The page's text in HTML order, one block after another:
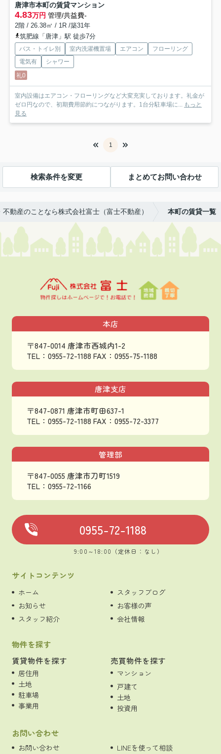
唐津市本町の賃貸マンション
4.83万円 管理/共益費-
2階 / 26.38㎡ / 1R /築31年
筑肥線「唐津」駅 徒歩7分
バス・トイレ別 室内洗濯機置場 エアコン
フローリング
電気有
シャワー
礼0
室内設備はエアコン・フローリングなど大変充実しております。礼金が
ゼロ円なので、初期費用節約につながります。1台分駐車場に...
もっと
見る
1
検索条件を変更 まとめてお問い合わせ
動産のことなら株式会社富士（富士不動産） 本町の賃貸一覧
本店
〒847-0014 唐津市西城内1-2
TEL：0955-72-1188 FAX：0955-75-1188
唐津支店
〒847-0871 唐津市町田637-1
TEL：0955-72-1188 FAX：0955-72-3377
管理部
〒847-0055 唐津市刀町1519
TEL：0955-72-1166
0955-72-1188
9:00～18:00（定休日：なし）
サイトコンテンツ
ホーム
お知らせ
スタッフ紹介
スタッフブログ
お客様の声
会社情報
物件を探す
賃貸物件を探す
居住用
土地
駐車場
事業用
売買物件を探す
マンション
戸建て
土地
投資用
お問い合わせ
お問い合わせ LINEを使って相談